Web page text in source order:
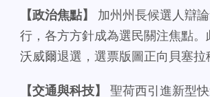
【政治焦點】
加州州長候選人辯
行，各方方針成為選民關注焦點
沃威爾退選，選票版圖正向貝塞拉
【交通與科技】
聖荷西引進新型